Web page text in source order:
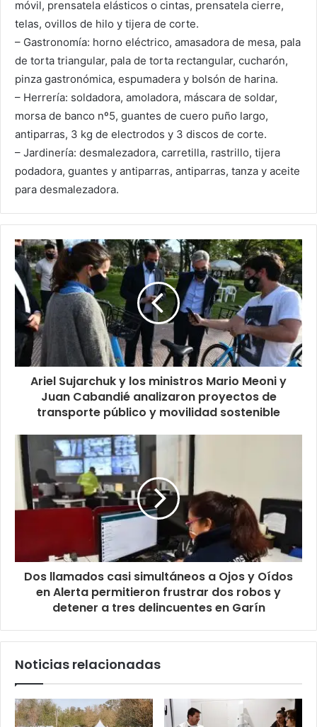
móvil, prensatela elásticos o cintas, prensatela cierre,
telas, ovillos de hilo y tijera de corte.
– Gastronomía: horno eléctrico, amasadora de mesa, pala
de torta triangular, pala de torta rectangular, cucharón,
pinza gastronómica, espumadera y bolsón de harina.
– Herrería: soldadora, amoladora, máscara de soldar,
morsa de banco nº5, guantes de cuero puño largo,
antiparras, 3 kg de electrodos y 3 discos de corte.
– Jardinería: desmalezadora, carretilla, rastrillo, tijera
podadora, guantes y antiparras, antiparras, tanza y aceite
para desmalezadora.
Ariel Sujarchuk y los ministros Mario Meoni y
Juan Cabandié analizaron proyectos de
transporte público y movilidad sostenible
Dos llamados casi simultáneos a Ojos y Oídos
en Alerta permitieron frustrar dos robos y
detener a tres delincuentes en Garín
Noticias relacionadas